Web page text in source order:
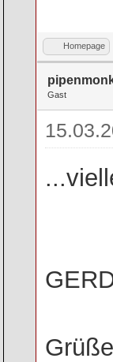
Homepage
Gast
Grüße